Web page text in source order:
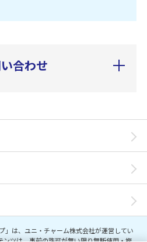
合わせ
」は、ユニ・チャーム株式会社が運営してい